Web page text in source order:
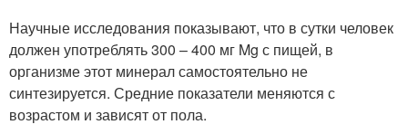
Научные исследования показывают, что в сутки человек
должен употреблять 300 – 400 мг Mg с пищей, в
организме этот минерал самостоятельно не
синтезируется. Средние показатели меняются с
возрастом и зависят от пола.